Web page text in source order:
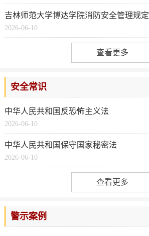
吉林师范大学博达学院消防安全管理规定
2026-06-10
查看更多
安全常识
中华人民共和国反恐怖主义法
2026-06-10
中华人民共和国保守国家秘密法
2026-06-10
查看更多
警示案例